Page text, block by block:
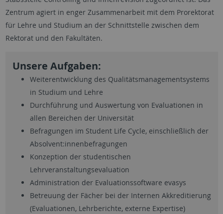
Zentrum agiert in enger Zusammenarbeit mit dem Prorektorat
für Lehre und Studium an der Schnittstelle zwischen dem
Rektorat und den Fakultäten.
Unsere Aufgaben:
Weiterentwicklung des Qualitätsmanagementsystems
in Studium und Lehre
Durchführung und Auswertung von Evaluationen in
allen Bereichen der Universität
Befragungen im Student Life Cycle, einschließlich der
Absolvent:innenbefragungen
Konzeption der studentischen
Lehrveranstaltungsevaluation
Administration der Evaluationssoftware evasys
Betreuung der Fächer bei der Internen Akkreditierung
(Evaluationen, Lehrberichte, externe Expertise)